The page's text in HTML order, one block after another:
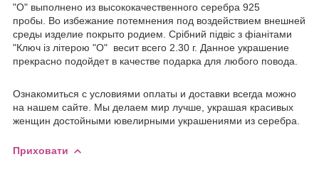
"О" выполнено из высококачественного серебра 925
пробы. Во избежание потемнения под воздействием внешней
среды изделие покрыто родием. Срібний підвіс з фіанітами
"Ключ із літерою "О" весит всего 2.30 г. Данное украшение
прекрасно подойдет в качестве подарка для любого повода.
Ознакомиться с условиями оплаты и доставки всегда можно
на нашем сайте. Мы делаем мир лучше, украшая красивых
женщин достойными ювелирными украшениями из серебра.
Приховати